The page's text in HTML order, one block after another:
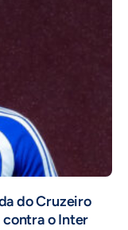
do Cruzeiro
contra o Inter